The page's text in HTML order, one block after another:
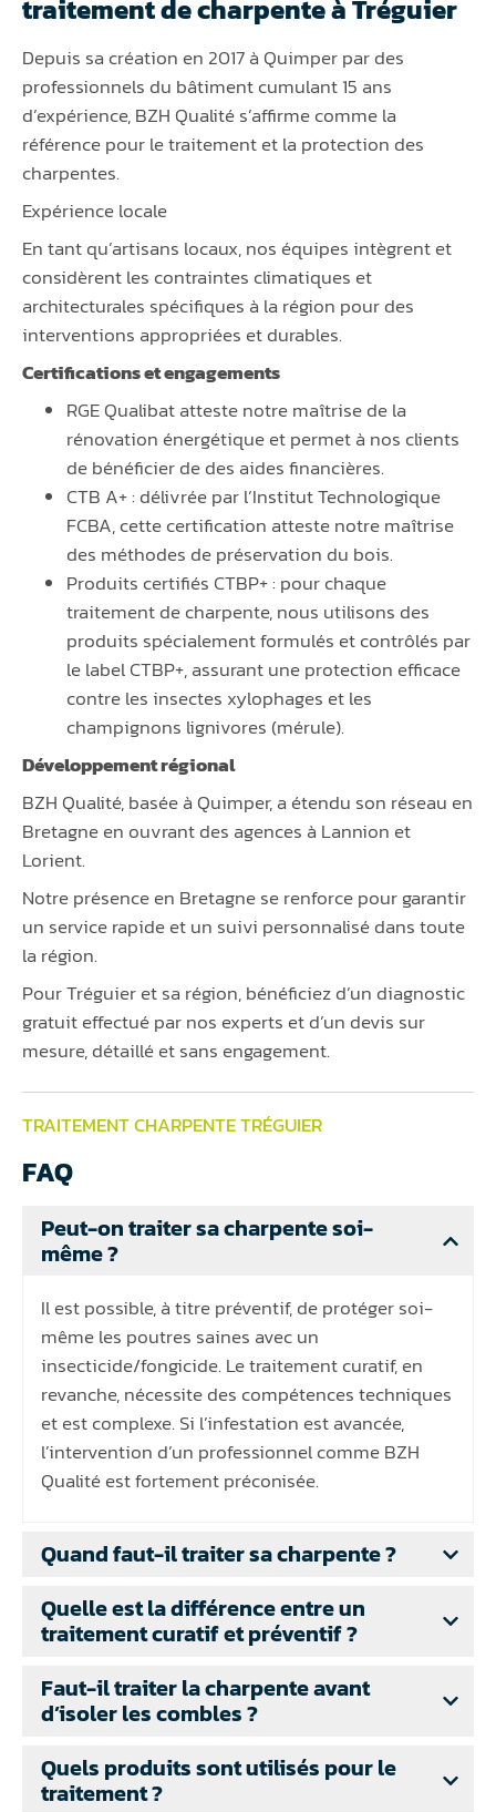
traitement de charpente à Tréguier
Depuis sa création en 2017 à Quimper par des
professionnels du bâtiment cumulant 15 ans
d’expérience, BZH Qualité s’affirme comme la
référence pour le traitement et la protection des
charpentes.
Expérience locale
En tant qu’artisans locaux, nos équipes intègrent et
considèrent les contraintes climatiques et
architecturales spécifiques à la région pour des
interventions appropriées et durables.
Certifications et engagements
RGE Qualibat atteste notre maîtrise de la
rénovation énergétique et permet à nos clients
de bénéficier de des aides financières.
CTB A+ : délivrée par l’Institut Technologique
FCBA, cette certification atteste notre maîtrise
des méthodes de préservation du bois.
Produits certifiés CTBP+ : pour chaque
traitement de charpente, nous utilisons des
produits spécialement formulés et contrôlés par
le label CTBP+, assurant une protection efficace
contre les insectes xylophages et les
champignons lignivores (mérule).
Développement régional
BZH Qualité, basée à Quimper, a étendu son réseau en
Bretagne en ouvrant des agences à Lannion et
Lorient.
Notre présence en Bretagne se renforce pour garantir
un service rapide et un suivi personnalisé dans toute
la région.
Pour Tréguier et sa région, bénéficiez d’un diagnostic
gratuit effectué par nos experts et d’un devis sur
mesure, détaillé et sans engagement.
TRAITEMENT CHARPENTE TRÉGUIER
FAQ
Peut-on traiter sa charpente soi-
même ?
Il est possible, à titre préventif, de protéger soi-
même les poutres saines avec un
insecticide/fongicide. Le traitement curatif, en
revanche, nécessite des compétences techniques
et est complexe. Si l’infestation est avancée,
l’intervention d’un professionnel comme BZH
Qualité est fortement préconisée.
Quand faut-il traiter sa charpente ?
Quelle est la différence entre un
traitement curatif et préventif ?
Faut-il traiter la charpente avant
d’isoler les combles ?
Quels produits sont utilisés pour le
traitement ?